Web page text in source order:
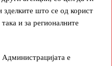
зделките што се од корист
и за регионалните
е